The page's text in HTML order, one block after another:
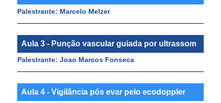
Palestrante: Marcelo Melzer
Aula 3 - Punção vascular guiada por ultrassom
Palestrante: Joao Marcos Fonseca
Aula 4 - Vigilância pós evar pelo ecodoppler